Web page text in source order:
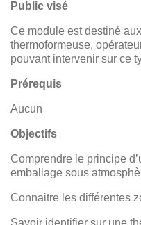
Public visé
Ce module est destiné
thermoformeuse,
pouvant intervenir sur ce
Prérequis
Aucun
Objectifs
Comprendre le principe
emballage sous
Connaitre les différentes
Savoir identifier sur une